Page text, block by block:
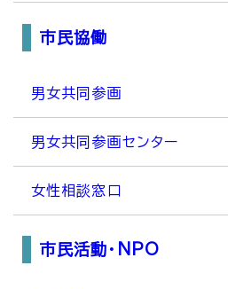
市民協働
男女共同参画
男女共同参画センター
女性相談窓口
市民活動・NPO